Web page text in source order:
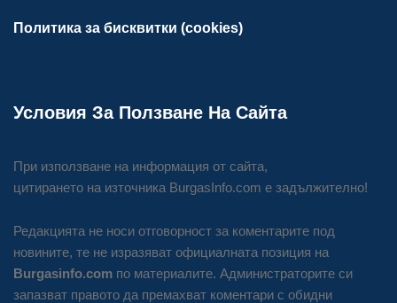
Политика за бисквитки (cookies)
Условия За Ползване На Сайта
При използване на информация от сайта,
цитирането на източника BurgasInfo.com е задължително!
Редакцията не носи отговорност за коментарите под
новините, те не изразяват официалната позиция на
Burgasinfo.com по материалите. Администраторите си
запазват правото да премахват коментари с обидни